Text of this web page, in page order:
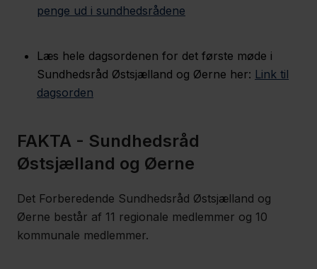
penge ud i sundhedsrådene
Læs hele dagsordenen for det første møde i
Sundhedsråd Østsjælland og Øerne her: Link til
dagsorden
FAKTA - Sundhedsråd
Østsjælland og Øerne
Det Forberedende Sundhedsråd Østsjælland og
Øerne består af 11 regionale medlemmer og 10
kommunale medlemmer.